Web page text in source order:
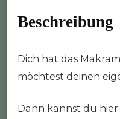
Beschreibung
Dich hat das
möchtest deinen
Dann kannst du